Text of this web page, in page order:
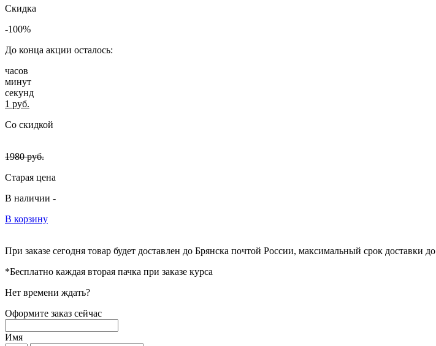
Скидка
-100%
До конца акции осталось:
часов
минут
секунд
1 руб.
Со скидкой
1980руб.
Старая цена
В наличии -
В корзину
При заказе сегодня товар будет доставлен до Брянска почтой России, максимальный срок доставки до
*Бесплатно каждая вторая пачка при заказе курса
Нет времени ждать?
Оформите заказ сейчас
Имя